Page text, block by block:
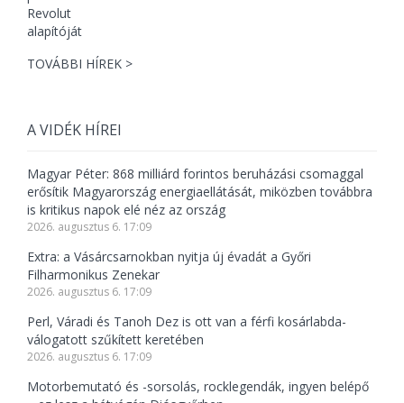
TOVÁBBI HÍREK >
A VIDÉK HÍREI
Magyar Péter: 868 milliárd forintos beruházási csomaggal
erősítik Magyarország energiaellátását, miközben továbbra
is kritikus napok elé néz az ország
2026. augusztus 6. 17:09
Extra: a Vásárcsarnokban nyitja új évadát a Győri
Filharmonikus Zenekar
2026. augusztus 6. 17:09
Perl, Váradi és Tanoh Dez is ott van a férfi kosárlabda-
válogatott szűkített keretében
2026. augusztus 6. 17:09
Motorbemutató és -sorsolás, rocklegendák, ingyen belépő